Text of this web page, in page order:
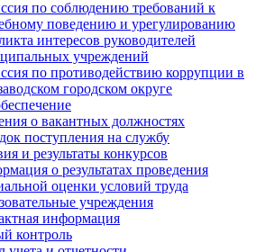
по соблюдению требований к
поведению и урегулированию
интересов руководителей
учреждений
по противодействию коррупции в
городском округе
о вакантных должностях
поступления на службу
и результаты конкурсов
о результатах проведения
оценки условий труда
учреждения
информация
контроль